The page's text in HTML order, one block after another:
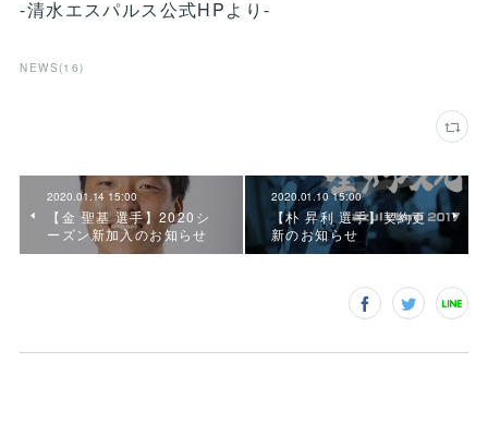
-清水エスパルス公式HPより-
NEWS (16)
2020.01.14 15:00
【金 聖基 選手】2020シ
ーズン新加入のお知らせ
2020.01.10 15:00
【朴 昇利 選手】契約更
新のお知らせ